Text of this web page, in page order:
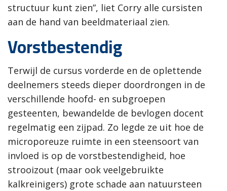
structuur kunt zien”, liet Corry alle cursisten
aan de hand van beeldmateriaal zien.
Vorstbestendig
Terwijl de cursus vorderde en de oplettende
deelnemers steeds dieper doordrongen in de
verschillende hoofd- en subgroepen
gesteenten, bewandelde de bevlogen docent
regelmatig een zijpad. Zo legde ze uit hoe de
microporeuze ruimte in een steensoort van
invloed is op de vorstbestendigheid, hoe
strooizout (maar ook veelgebruikte
kalkreinigers) grote schade aan natuursteen